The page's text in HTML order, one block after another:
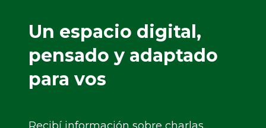
Un espacio digital,
pensado y adaptado
para vos